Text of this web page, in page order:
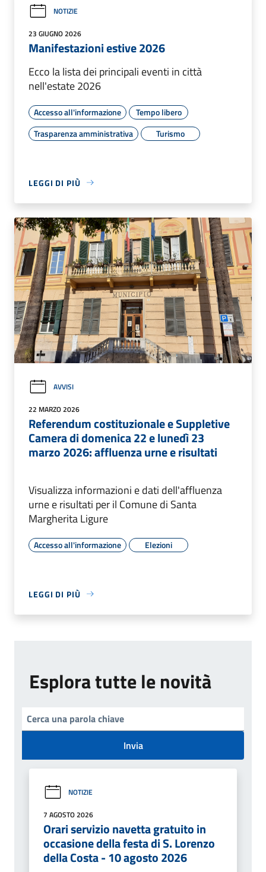
NOTIZIE
23 GIUGNO 2026
Manifestazioni estive 2026
Ecco la lista dei principali eventi in città
nell'estate 2026
Accesso all'informazione
Tempo libero
Trasparenza amministrativa
Turismo
LEGGI DI PIÙ
AVVISI
22 MARZO 2026
Referendum costituzionale e Suppletive
Camera di domenica 22 e lunedì 23
marzo 2026: affluenza urne e risultati
Visualizza informazioni e dati dell'affluenza
urne e risultati per il Comune di Santa
Margherita Ligure
Accesso all'informazione Elezioni
LEGGI DI PIÙ
Esplora tutte le novità
Invia
NOTIZIE
7 AGOSTO 2026
Orari servizio navetta gratuito in
occasione della festa di S. Lorenzo
della Costa - 10 agosto 2026